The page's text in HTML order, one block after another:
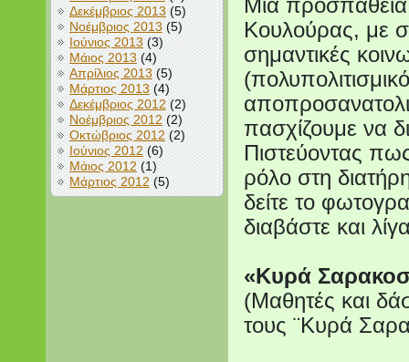
Δεκέμβριος 2013 (5)
Νοέμβριος 2013(5)
Ιούνιος 2013(3)
Μάιος 2013(4)
Απρίλιος 2013 (5)
Μάρτιος 2013 (4)
Δεκέμβριος 2012 (2)
Νοέμβριος 2012 (2)
Οκτώβριος 2012 (2)
Ιούνιος 2012 (6)
Μάιος 2012 (1)
Μάρτιος 2012 (5)
Μια
Κουλούρας, με
σημαντικές
πασχίζουμε να
Πιστεύοντας
ρόλο στη
δείτε το
διαβάστε και
«Κυρά
(Μαθητές και
τους ¨Κυρά